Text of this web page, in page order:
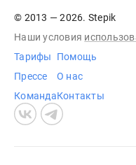
© 2013 — 2026. Stepik
Наши условия
Тарифы
Прессе
Команда
Помощь
О нас
Контакты